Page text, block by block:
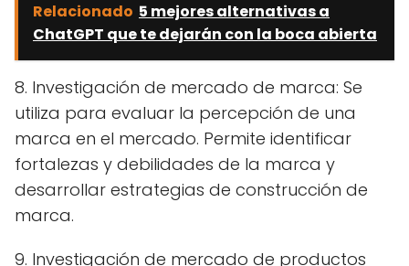
Relacionado 5 mejores alternativas a
ChatGPT que te dejarán con la boca abierta
8. Investigación de mercado de marca: Se
utiliza para evaluar la percepción de una
marca en el mercado. Permite identificar
fortalezas y debilidades de la marca y
desarrollar estrategias de construcción de
marca.
9. Investigación de mercado de productos